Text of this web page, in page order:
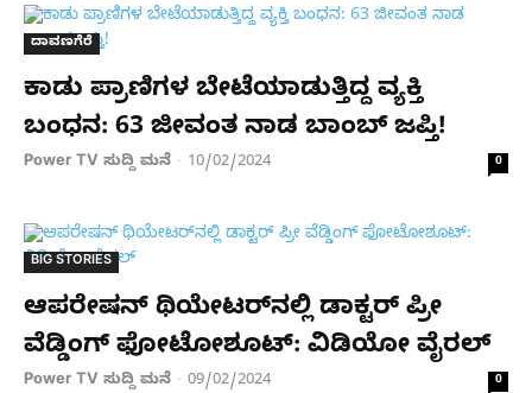
ದಾವಣಗೆರೆ
ಕಾಡು ಪ್ರಾಣಿಗಳ ಬೇಟೆಯಾಡುತ್ತಿದ್ದ ವ್ಯಕ್ತಿ
ಬಂಧನ: 63 ಜೀವಂತ ನಾಡ ಬಾಂಬ್ ಜಪ್ತಿ!
Power TV ಸುದ್ದಿ ಮನೆ - 10/02/2024 0
BIG STORIES
ಆಪರೇಷನ್​ ಥಿಯೇಟರ್​​ನಲ್ಲಿ ಡಾಕ್ಟರ್ ಪ್ರೀ
ವೆಡ್ಡಿಂಗ್ ಫೋಟೋಶೂಟ್: ವಿಡಿಯೋ ವೈರಲ್
Power TV ಸುದ್ದಿ ಮನೆ - 09/02/2024 0